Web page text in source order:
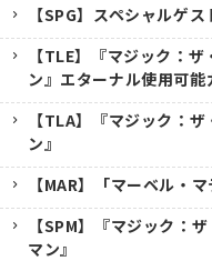
【SPG】スペシャルゲ
【TLE】『マジック：
ン』エターナル使用可能
【TLA】『マジック：
ン』
【MAR】「マーベル・
【SPM】『マジック：
マン』